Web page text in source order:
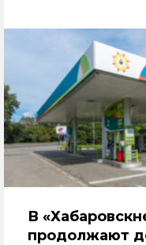
В
продолжают